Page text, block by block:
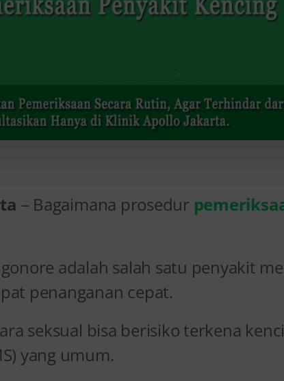
– Bagaimana prosedur
adalah salah satu penyakit
penanganan cepat.
seksual bisa berisiko terkena
yang umum.